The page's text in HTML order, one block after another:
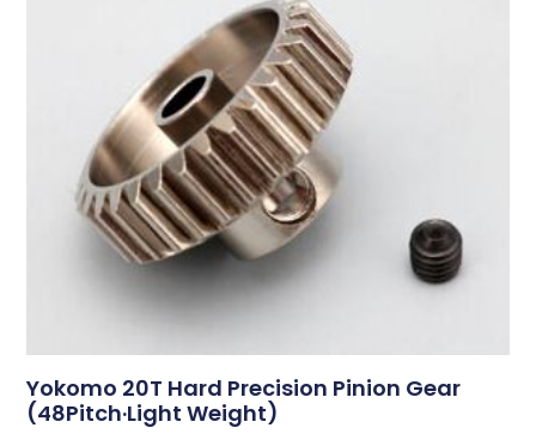
Yokomo 20T Hard Precision Pinion Gear
(48Pitch·Light Weight)